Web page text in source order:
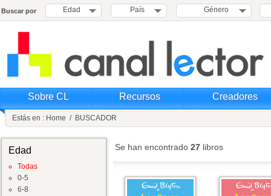
Buscar por Edad País Género
Sobre CL Recursos Creadores
Estás en : Home / BUSCADOR
Edad
Todas
0-5
6-8
Se han encontrado 27 libros